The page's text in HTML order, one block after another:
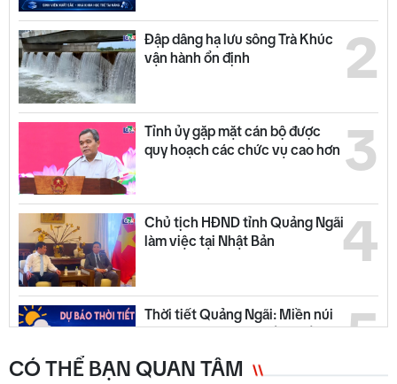
2
Đập dâng hạ lưu sông Trà Khúc
vận hành ổn định
3
Tỉnh ủy gặp mặt cán bộ được
quy hoạch các chức vụ cao hơn
4
Chủ tịch HĐND tỉnh Quảng Ngãi
làm việc tại Nhật Bản
5
Thời tiết Quảng Ngãi: Miền núi
có mưa dông, đồng bằng nắng
CÓ THỂ BẠN QUAN TÂM